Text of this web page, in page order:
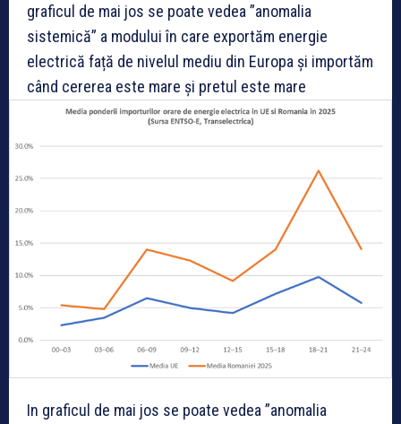
graficul de mai jos se poate vedea ”anomalia
sistemică” a modului în care exportăm energie
electrică față de nivelul mediu din Europa și importăm
când cererea este mare și pretul este mare
In graficul de mai jos se poate vedea ”anomalia